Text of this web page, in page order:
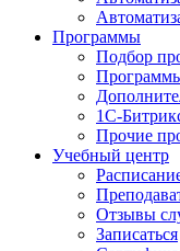
Программы
Подбор
1С-
Прочие
Учебный центр
Отзывы
Записаться